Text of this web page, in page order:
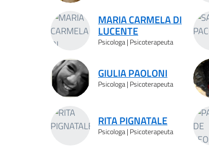
MARIA CARMELA DI
LUCENTE
Psicologa | Psicoterapeuta
GIULIA PAOLONI
Psicologa | Psicoterapeuta
RITA PIGNATALE
Psicologa | Psicoterapeuta